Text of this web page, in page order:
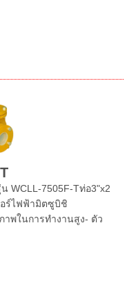
WCLL-7505F-Tท่อ3"x2
อร์ไฟฟ้ามิตซูบิชิ
าพในการทำงานสูง- ตัว